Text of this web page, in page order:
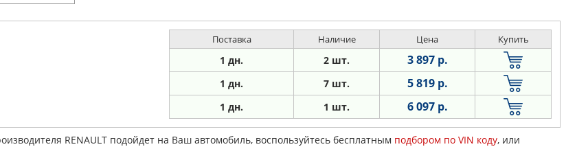
Поставка Наличие Цена Купить
1 дн. 2 шт. 3 897 р.
1 дн. 7 шт. 5 819 р.
1 дн. 1 шт. 6 097 р.
RENAULT подойдет на Ваш автомобиль, воспользуйтесь бесплатным подбором по VIN коду, или